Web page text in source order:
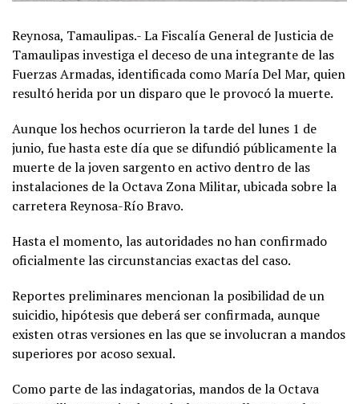
Reynosa, Tamaulipas.- La Fiscalía General de Justicia de
Tamaulipas investiga el deceso de una integrante de las
Fuerzas Armadas, identificada como María Del Mar, quien
resultó herida por un disparo que le provocó la muerte.
Aunque los hechos ocurrieron la tarde del lunes 1 de
junio, fue hasta este día que se difundió públicamente la
muerte de la joven sargento en activo dentro de las
instalaciones de la Octava Zona Militar, ubicada sobre la
carretera Reynosa-Río Bravo.
Hasta el momento, las autoridades no han confirmado
oficialmente las circunstancias exactas del caso.
Reportes preliminares mencionan la posibilidad de un
suicidio, hipótesis que deberá ser confirmada, aunque
existen otras versiones en las que se involucran a mandos
superiores por acoso sexual.
Como parte de las indagatorias, mandos de la Octava